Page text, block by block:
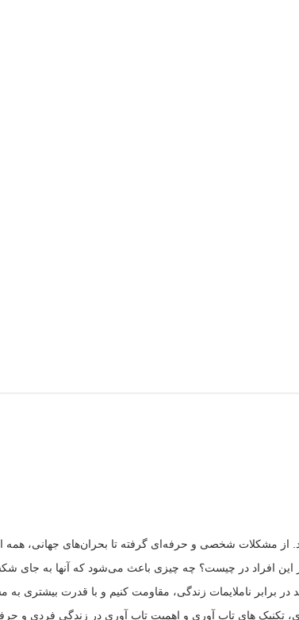
مشکلات شخصی و حرفه‌ای گرفته تا بحران‌های جهانی، همه
این افراد در چیست؟ چه چیزی باعث می‌شود که آنها به
ناملایمات زندگی، مقاومت کنیم و با قدرت بیشتری به
تکنیک های تاب آوری و اهمیت تاب آوری در زندگی فردی و